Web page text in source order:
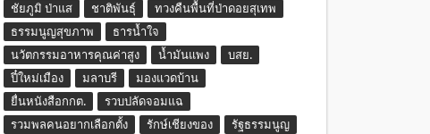
ชัยภูมิ ป่าแส
ชาติพันธุ์
ทวงคืนพื้นที่ป่าดอยสุเทพ
ธรรมนูญสุขภาพ
ธารน้ำใจ
นวัตกรรมอาหารคุณค่าสูง
น้ำมันแพง
บสย.
ปี๋ใหม่เมือง
มลาบรี
มองแวดบ้าน
ยื่นหนังสือกกต.
รวบปลัดจอมแฉ
รวมพลคนอยากเลือกตั้ง
รักษ์เชียงของ รัฐธรรมนูญ